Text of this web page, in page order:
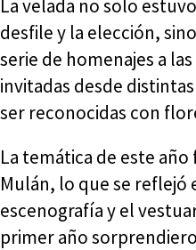
La velada no solo
desfile y la elección,
serie de homenajes a
invitadas desde
ser reconocidas con
La temática de este año
Mulán, lo que se reflejó
escenografía y el
primer año